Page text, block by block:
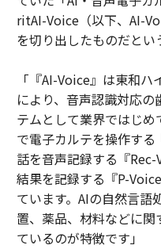
ritAI-Voice（以下、AI-
を切り出したものだとい
「『AI-Voice』は東和
により、音声認識対応
テムとして業界ではじめ
で電子カルテを操作す
話を音声記録する『
結果を記録する『P-
ています。AIの自然言語
置、薬品、材料などに
ているのが特徴です」